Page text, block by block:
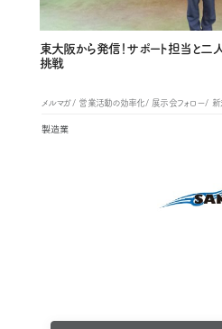
東大阪から発信！サポート担当と
挑戦
メルマガ 営業活動の効率化 展示会フォロー
製造業